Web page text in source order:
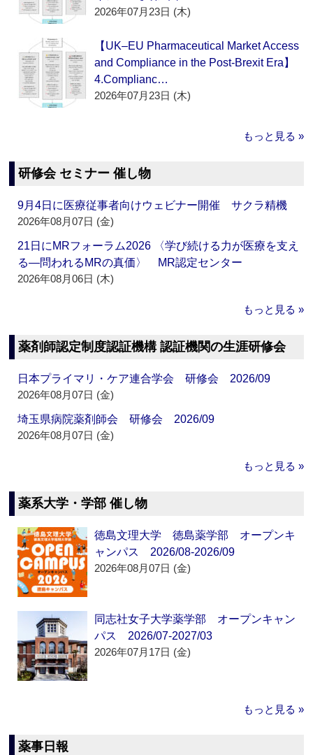
2026年07月23日 (木)
【UK–EU Pharmaceutical Market Access
and Compliance in the Post-Brexit Era】
4.Complianc…
2026年07月23日 (木)
もっと見る »
研修会 セミナー 催し物
9月4日に医療従事者向けウェビナー開催 サクラ精機
2026年08月07日 (金)
21日にMRフォーラム2026 〈学び続ける力が医療を支え
る―問われるMRの真価〉 MR認定センター
2026年08月06日 (木)
もっと見る »
薬剤師認定制度認証機構 認証機関の生涯研修会
日本プライマリ・ケア連合学会 研修会 2026/09
2026年08月07日 (金)
埼玉県病院薬剤師会 研修会 2026/09
2026年08月07日 (金)
もっと見る »
薬系大学・学部 催し物
徳島文理大学 徳島薬学部 オープンキ
ャンパス 2026/08-2026/09
2026年08月07日 (金)
同志社女子大学薬学部 オープンキャン
パス 2026/07-2027/03
2026年07月17日 (金)
もっと見る »
薬事日報